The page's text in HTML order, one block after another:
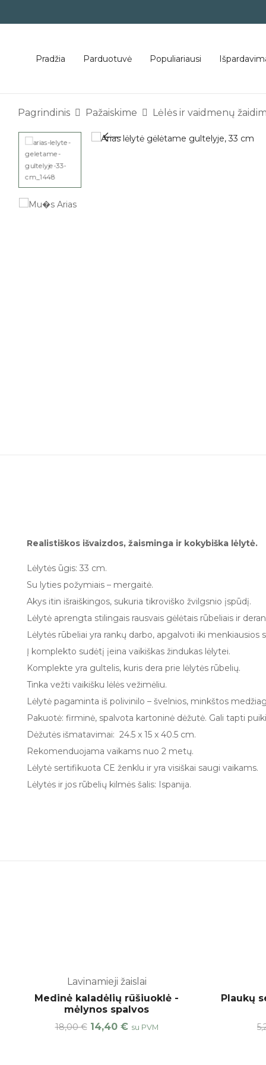
Pradžia Parduotuvė Populiariausi
Pagrindinis Pažaiskime Lėlės ir vaidmenų
Realistiškos išvaizdos, žaisminga ir kokybiška lėlytė.
Lėlytės ūgis: 33 cm.
Su lyties požymiais – mergaitė.
Akys itin išraiškingos, sukuria tikroviško žvilgsnio įspūdį.
Lėlytė aprengta stilingais rausvais gėlėtais rūbeliais ir
Lėlytės rūbeliai yra rankų darbo, apgalvoti iki
Į komplekto sudėtį įeina vaikiškas žindukas lėlytei.
Komplekte yra gultelis, kuris dera prie lėlytės rūbelių.
Tinka vežti vaikišku lėlės vežimėliu.
Lėlytė pagaminta iš polivinilo – švelnios, minkštos
Pakuotė: firminė, spalvota kartoninė dėžutė. Gali tapti
Dėžutės išmatavimai: 24.5 x 15 x 40.5 cm.
Rekomenduojama vaikams nuo 2 metų.
Lėlytė sertifikuota CE ženklu ir yra visiškai saugi vaikams.
Lėlytės ir jos rūbelių kilmės šalis: Ispanija.
Lavinamieji žaislai
Medinė kaladėlių rūšiuoklė -
mėlynos spalvos
18,00€ 14,40 € su PVM
Plaukų